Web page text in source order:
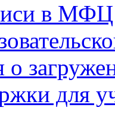
в МФЦ
для